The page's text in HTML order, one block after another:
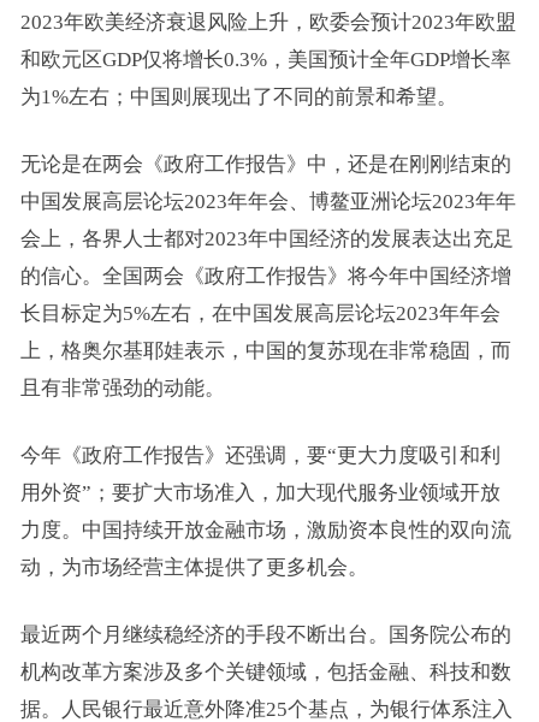
2023年欧美经济衰退风险上升，欧委会预计2023年欧盟
和欧元区GDP仅将增长0.3%，美国预计全年GDP增长率
为1%左右；中国则展现出了不同的前景和希望。
无论是在两会《政府工作报告》中，还是在刚刚结束的
中国发展高层论坛2023年年会、博鳌亚洲论坛2023年年
会上，各界人士都对2023年中国经济的发展表达出充足
的信心。全国两会《政府工作报告》将今年中国经济增
长目标定为5%左右，在中国发展高层论坛2023年年会
上，格奥尔基耶娃表示，中国的复苏现在非常稳固，而
且有非常强劲的动能。
今年《政府工作报告》还强调，要“更大力度吸引和利
用外资”；要扩大市场准入，加大现代服务业领域开放
力度。中国持续开放金融市场，激励资本良性的双向流
动，为市场经营主体提供了更多机会。
最近两个月继续稳经济的手段不断出台。国务院公布的
机构改革方案涉及多个关键领域，包括金融、科技和数
据。人民银行最近意外降准25个基点，为银行体系注入